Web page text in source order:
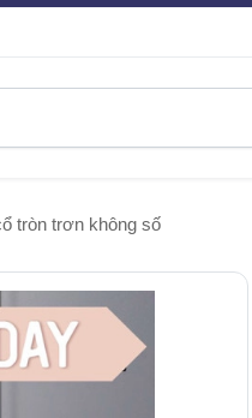
tròn trơn không số